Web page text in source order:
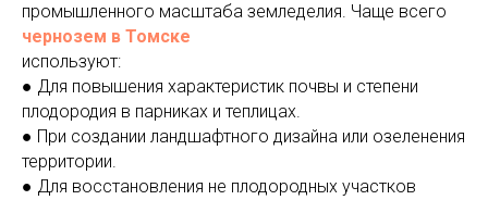
промышленного масштаба земледелия. Чаще всего
чернозем в Томске
используют:
● Для повышения характеристик почвы и степени
плодородия в парниках и теплицах.
● При создании ландшафтного дизайна или озеленения
территории.
● Для восстановления не плодородных участков